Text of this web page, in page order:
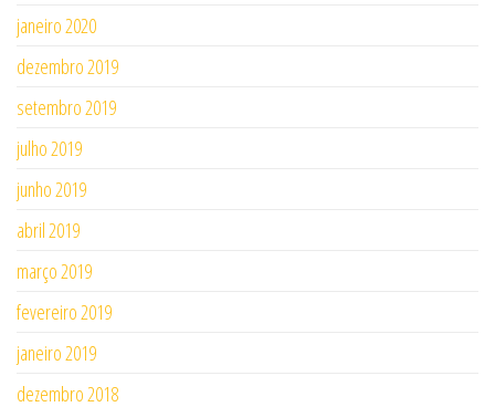
janeiro 2020
dezembro 2019
setembro 2019
julho 2019
junho 2019
abril 2019
março 2019
fevereiro 2019
janeiro 2019
dezembro 2018